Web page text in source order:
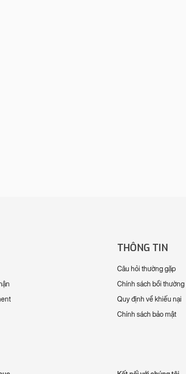
THÔNG TIN
Câu hỏi thường gặp
Chính sách bồi thường
Quy định về khiếu nại
Chính sách bảo mật